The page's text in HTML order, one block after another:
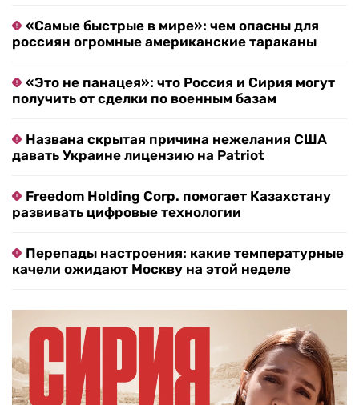
«Самые быстрые в мире»: чем опасны для
россиян огромные американские тараканы
«Это не панацея»: что Россия и Сирия могут
получить от сделки по военным базам
Названа скрытая причина нежелания США
давать Украине лицензию на Patriot
Freedom Holding Corp. помогает Казахстану
развивать цифровые технологии
Перепады настроения: какие температурные
качели ожидают Москву на этой неделе